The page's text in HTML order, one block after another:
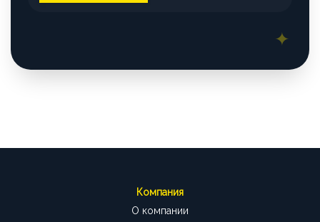
Компания
О компании